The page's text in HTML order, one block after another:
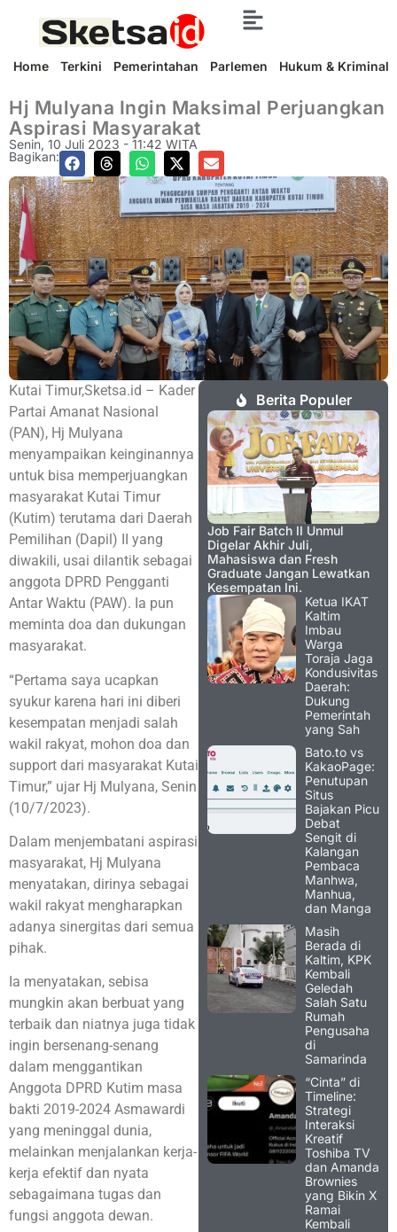
Home Terkini Pemerintahan Parlemen Hukum & Kriminal
Hj Mulyana Ingin Maksimal Perjuangkan
Aspirasi Masyarakat
Senin, 10 Juli 2023 - 11:42 WITA
Bagikan:
Kutai Timur,Sketsa.id – Kader
Partai Amanat Nasional
(PAN), Hj Mulyana
menyampaikan keinginannya
untuk bisa memperjuangkan
masyarakat Kutai Timur
(Kutim) terutama dari Daerah
Pemilihan (Dapil) II yang
diwakili, usai dilantik sebagai
anggota DPRD Pengganti
Antar Waktu (PAW). Ia pun
meminta doa dan dukungan
masyarakat.
“Pertama saya ucapkan
syukur karena hari ini diberi
kesempatan menjadi salah
wakil rakyat, mohon doa dan
support dari masyarakat Kutai
Timur,” ujar Hj Mulyana, Senin
(10/7/2023).
Dalam menjembatani aspirasi
masyarakat, Hj Mulyana
menyatakan, dirinya sebagai
wakil rakyat mengharapkan
adanya sinergitas dari semua
pihak.
Ia menyatakan, sebisa
mungkin akan berbuat yang
terbaik dan niatnya juga tidak
ingin bersenang-senang
dalam menggantikan
Anggota DPRD Kutim masa
bakti 2019-2024 Asmawardi
yang meninggal dunia,
melainkan menjalankan kerja-
kerja efektif dan nyata
sebagaimana tugas dan
fungsi anggota dewan.
Berita Populer
Job Fair Batch II Unmul
Digelar Akhir Juli,
Mahasiswa dan Fresh
Graduate Jangan Lewatkan
Kesempatan Ini.
Ketua IKAT
Kaltim
Imbau
Warga
Toraja Jaga
Kondusivitas
Daerah:
Dukung
Pemerintah
yang Sah
Bato.to vs
KakaoPage:
Penutupan
Situs
Bajakan Picu
Debat
Sengit di
Kalangan
Pembaca
Manhwa,
Manhua,
dan Manga
Masih
Berada di
Kaltim, KPK
Kembali
Geledah
Salah Satu
Rumah
Pengusaha
di
Samarinda
“Cinta” di
Timeline:
Strategi
Interaksi
Kreatif
Toshiba TV
dan Amanda
Brownies
yang Bikin X
Ramai
Kembali